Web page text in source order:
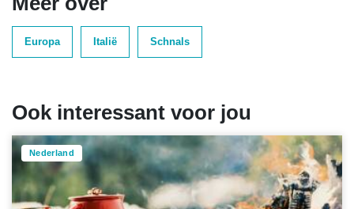
Europa Italië Schnals
Ook interessant voor jou
Nederland